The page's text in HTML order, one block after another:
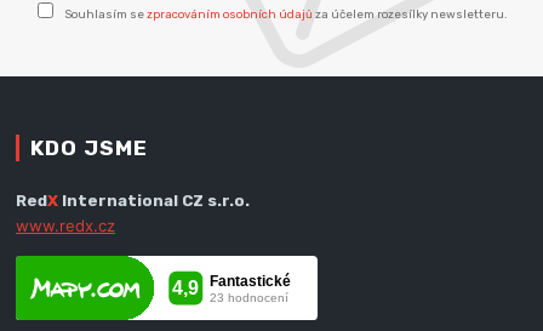
Souhlasím sezpracováním osobních údajů za účelem rozesílky newsletteru.
KDO JSME
RedX International CZ s.r.o.
www.redx.cz